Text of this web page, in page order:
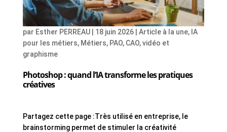
Photoshop : quand l’IA transforme les pratiques
créatives
par Esther PERREAU| 18 juin 2026| Article à la une, IA
pour les métiers, Métiers, PAO, CAO, vidéo et
graphisme
Partagez cette page :Très utilisé en entreprise, le
brainstorming permet de stimuler la créativité